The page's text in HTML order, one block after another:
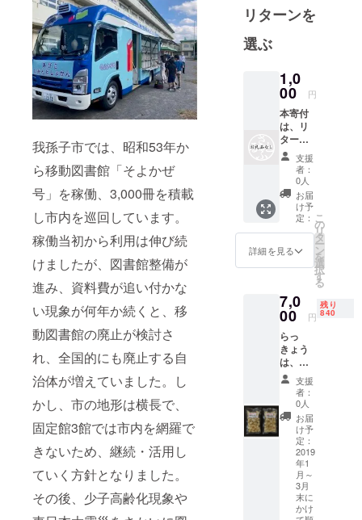
我孫子市では、昭和53年か
ら移動図書館「そよかぜ
号」を稼働、3,000冊を積載
し市内を巡回しています。
稼働当初から利用は伸び続
けましたが、図書館整備が
進み、資料費が追い付かな
い現象が何年か続くと、移
動図書館の廃止が検討さ
れ、全国的にも廃止する自
治体が増えていました。し
かし、市の地形は横長で、
固定館3館では市内を網羅で
きないため、継続・活用し
ていく方針となりました。
その後、少子高齢化現象や
リターンを
選ぶ
1,0
00 円
本寄付
は、リ
ターン
の無い
寄付と
なりま
す。
支援
者：
0人
お届
け予
定：
詳細を見る
こ
の
リ
タ
ー
ン
を
選
択
す
る
7,0
00 円
残り
840
らっ
きょう
は、障
がい者
が自立
のため
に通う
施設の
自然農
の畑や
近隣の
農場で
栽培を
してい
支援
者：
0人
お届
け予
定：
2019
年1
月～
3月
末に
かけ